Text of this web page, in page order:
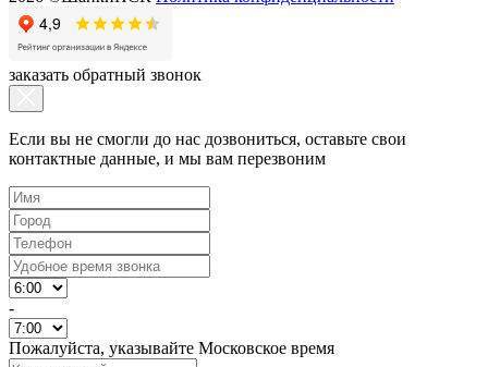
заказать обратный звонок
Если вы не смогли до нас дозвониться, оставьте свои
контактные данные, и мы вам перезвоним
-
Пожалуйста, указывайте Московское время